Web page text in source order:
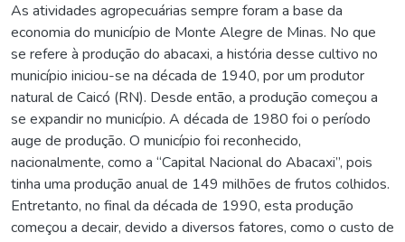
As atividades agropecuárias sempre foram a base da
economia do município de Monte Alegre de Minas. No que
se refere à produção do abacaxi, a história desse cultivo no
município iniciou-se na década de 1940, por um produtor
natural de Caicó (RN). Desde então, a produção começou a
se expandir no município. A década de 1980 foi o período
auge de produção. O município foi reconhecido,
nacionalmente, como a “Capital Nacional do Abacaxi”, pois
tinha uma produção anual de 149 milhões de frutos colhidos.
Entretanto, no final da década de 1990, esta produção
começou a decair, devido a diversos fatores, como o custo de